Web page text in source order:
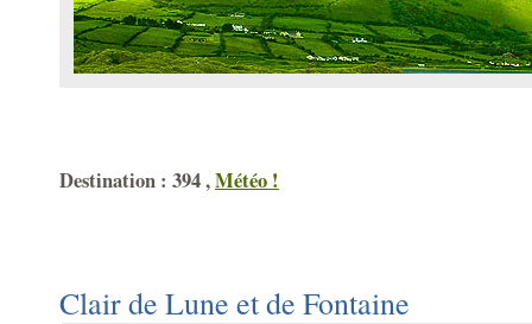
Destination : 394 ,Météo !
Clair de Lune et de Fontaine